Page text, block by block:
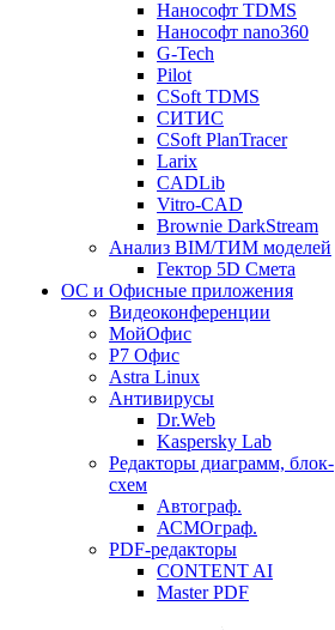
Нанософт TDMS
Нанософт nano360
G-Tech
Pilot
CSoft TDMS
СИТИС
CSoft PlanTracer
Larix
CADLib
Vitro-CAD
Brownie DarkStream
Анализ BIM/ТИМ моделей
Гектор 5D Смета
ОС и Офисные приложения
Видеоконференции
МойОфис
P7 Офис
Astra Linux
Антивирусы
Dr.Web
Kaspersky Lab
Редакторы диаграмм, блок-
схем
Автограф.
АСМОграф.
PDF-редакторы
CONTENT AI
Master PDF